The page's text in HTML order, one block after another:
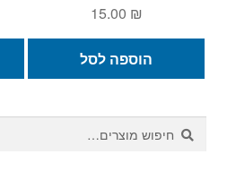
15.00 ₪
הוספה לסל
חיפוש
עבור:
חיפוש